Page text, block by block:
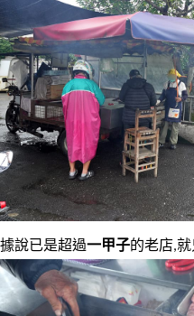
據說已是超過一甲子的老店,